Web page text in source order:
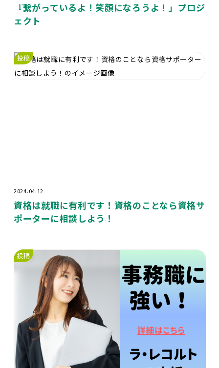
『繋がっているよ！笑顔になろうよ！」プロジ
ェクト
投稿
2024.04.12
資格は就職に有利です！資格のことなら資格サ
ポーターに相談しよう！
投稿